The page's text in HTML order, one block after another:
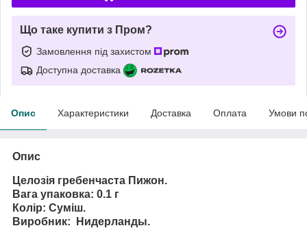
Що таке купити з Пром?
Замовлення під захистом
Доступна доставка
Опис Характеристики Доставка Оплата Умови
Опис
Целозія гребенчаста Пижон.
Вага упаковка: 0.1 г
Колір: Суміш.
Виробник:
Нидерланды.